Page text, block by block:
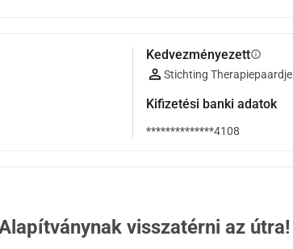
Kedvezményezettinfo
Stichting Therapiepaardje
Kifizetési banki adatok
**************4108
visszatérni az útra!